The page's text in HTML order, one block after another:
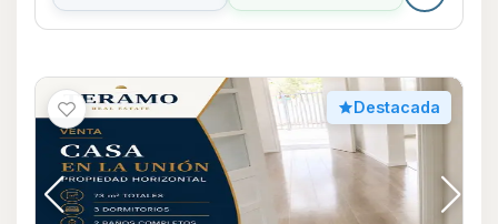
Destacada